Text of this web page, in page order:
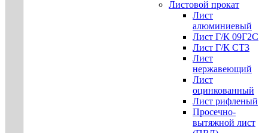
Листовой прокат
Лист
алюминиевый
Лист Г/К 09Г2С
Лист Г/К СТ3
Лист
нержавеющий
Лист
оцинкованный
Лист рифленый
Просечно-
вытяжной лист